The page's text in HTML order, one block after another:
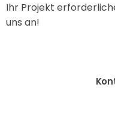
Ihr Projekt
uns an!